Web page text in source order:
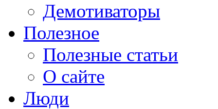
Демотиваторы
Полезное
Полезные статьи
О сайте
Люди